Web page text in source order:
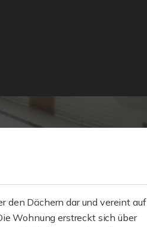
den Dächern dar und vereint auf
Wohnung erstreckt sich über